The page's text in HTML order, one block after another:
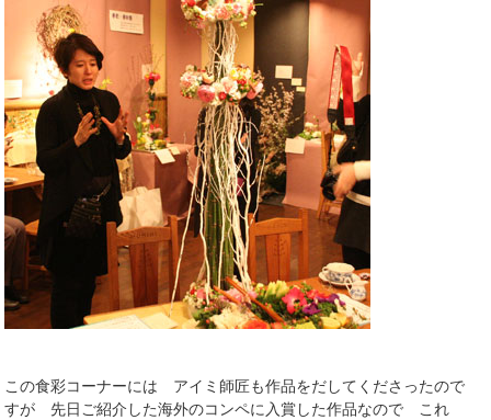
この食彩コーナーには アイミ師匠も作品をだしてくださったので
すが 先日ご紹介した海外のコンペに入賞した作品なので これ